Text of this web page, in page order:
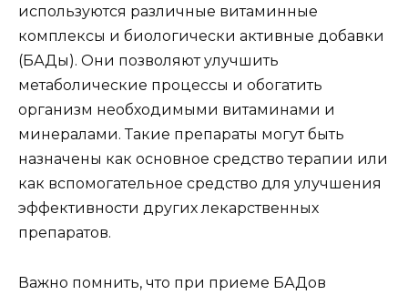
используются различные витаминные
комплексы и биологически активные добавки
(БАДы). Они позволяют улучшить
метаболические процессы и обогатить
организм необходимыми витаминами и
минералами. Такие препараты могут быть
назначены как основное средство терапии или
как вспомогательное средство для улучшения
эффективности других лекарственных
препаратов.
Важно помнить, что при приеме БАДов